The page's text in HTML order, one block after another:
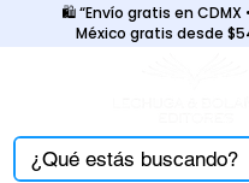
🛍️ “Envío gratis en CDMX
México gratis desde